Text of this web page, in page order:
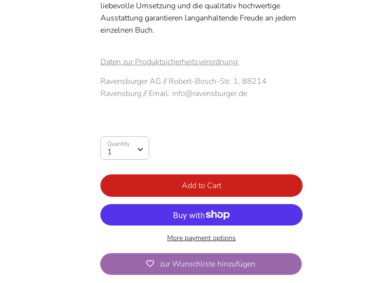
liebevolle Umsetzung und die qualitativ hochwertige
Ausstattung garantieren langanhaltende Freude an jedem
einzelnen Buch.
Daten zur Produktsicherheitsverordnung:
Ravensburger AG // Robert-Bosch-Str. 1, 88214
Ravensburg // Email: info@ravensburger.de
Quantity
1
Quantity
Add to Cart
More payment options
zur Wunschliste hinzufügen